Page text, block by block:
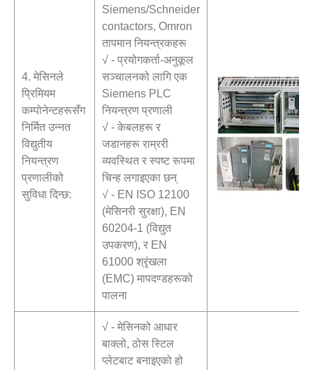
4. मेसिनले
प्रिमियम
कम्पोनेन्टहरूसँग
निर्मित उन्नत
विद्युतीय
नियन्त्रण
प्रणालीको
सुविधा दिन्छ:
Siemens/Schneider
contactors, Omron
तापमान नियन्त्रकहरू
√ - प्रयोगकर्ता-अनुकूल
सञ्चालनको लागि एक
Siemens PLC
नियन्त्रण प्रणाली
√ - केबलहरू र
जडानहरू राम्ररी
व्यवस्थित र स्पष्ट रूपमा
चिन्ह लगाइएका छन्
√ - EN ISO 12100
(मेसिनरी सुरक्षा), EN
60204-1 (विद्युत
उपकरण), र EN
61000 श्रृंखला
(EMC) मापदण्डहरूको
पालना
√ - मेसिनको आधार
बाक्लो, ठोस स्टिल
प्लेटबाट बनाइएको हो